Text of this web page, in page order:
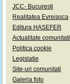
JCC- Bucuresti
Realitatea Evreiasca
Editura HASEFER
Actualitate comunitati
Politica cookie
Legislatie
Site-uri comunitati
Galeria foto